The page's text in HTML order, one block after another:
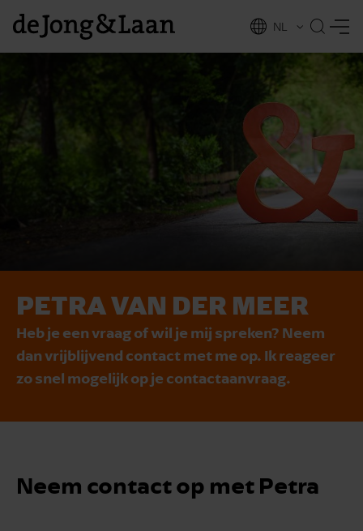
EN
NL
PETRA VAN DER MEER
Heb je een vraag of wil je mij spreken? Neem
dan vrijblijvend contact met me op. Ik reageer
zo snel mogelijk op je contactaanvraag.
Neem contact op met Petra